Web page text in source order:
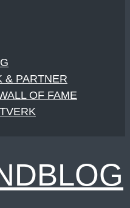
& PARTNER
OF FAME